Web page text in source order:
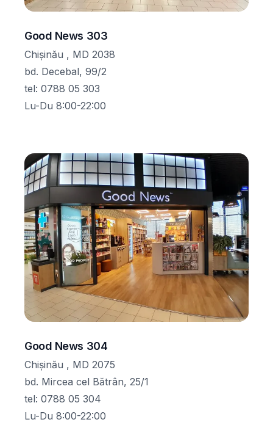
Good News 303
Chișinău , MD 2038
bd. Decebal, 99/2
tel: 0788 05 303
Lu-Du 8:00-22:00
Good News 304
Chișinău , MD 2075
bd. Mircea cel Bătrân, 25/1
tel: 0788 05 304
Lu-Du 8:00-22:00